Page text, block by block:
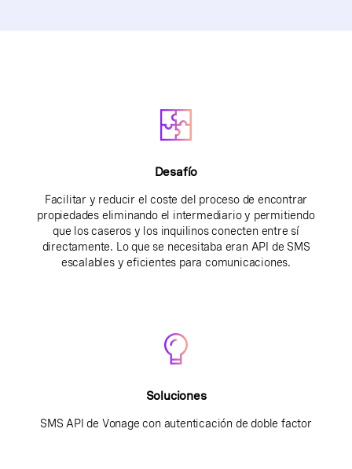
Desafío
Facilitar y reducir el coste del proceso de encontrar
propiedades eliminando el intermediario y permitiendo
que los caseros y los inquilinos conecten entre sí
directamente. Lo que se necesitaba eran API de SMS
escalables y eficientes para comunicaciones.
Soluciones
SMS API de Vonage con autenticación de doble factor